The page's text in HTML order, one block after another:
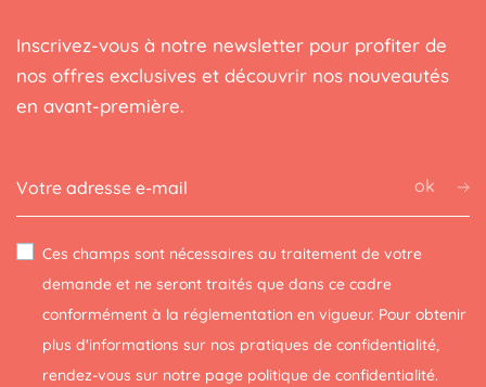
Inscrivez-vous à notre newsletter pour profiter de
nos offres exclusives et découvrir nos nouveautés
en avant-première.
ok
Ces champs sont nécessaires au traitement de votre
demande et ne seront traités que dans ce cadre
conformément à la réglementation en vigueur. Pour obtenir
plus d'informations sur nos pratiques de confidentialité,
rendez-vous sur notre page politique de confidentialité.